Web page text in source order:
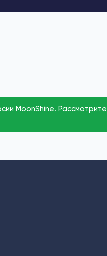
MoonShine.